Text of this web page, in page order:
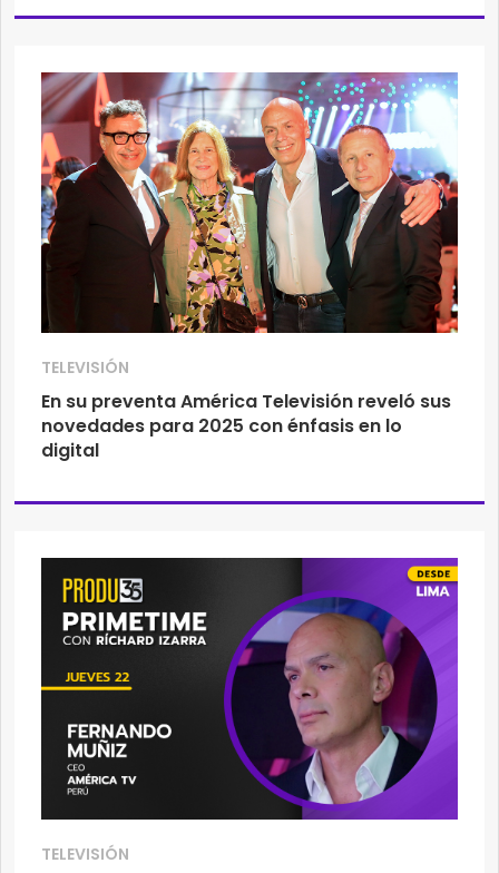
TELEVISIÓN
En su preventa América Televisión reveló sus
novedades para 2025 con énfasis en lo
digital
TELEVISIÓN